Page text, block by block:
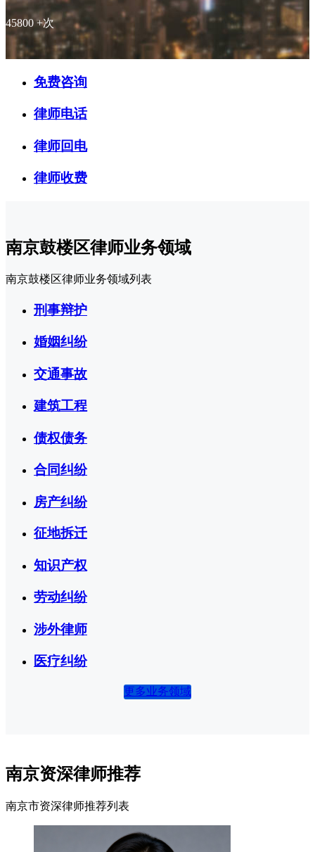
45800 +次
免费咨询
律师电话
律师回电
律师收费
南京鼓楼区律师业务领域
南京鼓楼区律师业务领域列表
刑事辩护
婚姻纠纷
交通事故
建筑工程
债权债务
合同纠纷
房产纠纷
征地拆迁
知识产权
劳动纠纷
涉外律师
医疗纠纷
更多业务领域
南京资深律师推荐
南京市资深律师推荐列表